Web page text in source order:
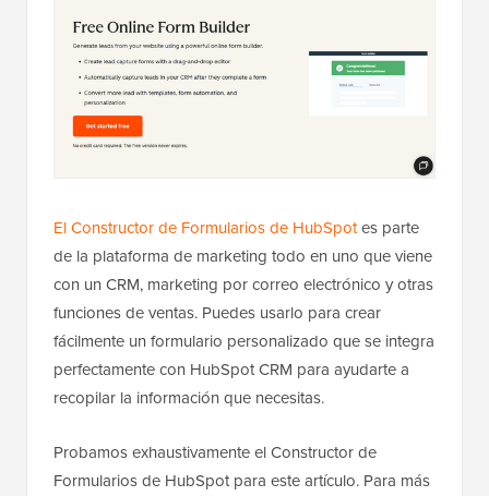
El Constructor de Formularios de HubSpotes parte
de la plataforma de marketing todo en uno que viene
con un CRM, marketing por correo electrónico y otras
funciones de ventas. Puedes usarlo para crear
fácilmente un formulario personalizado que se integra
perfectamente con HubSpot CRM para ayudarte a
recopilar la información que necesitas.
Probamos exhaustivamente el Constructor de
Formularios de HubSpot para este artículo. Para más